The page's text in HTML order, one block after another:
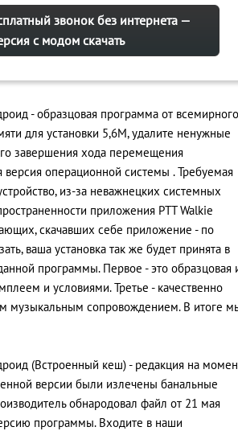
звонок без интернета —
с модом скачать
- образцовая программа от всемирного
для установки 5,6M, удалите ненужные
завершения хода перемещения
операционной системы . Требуемая
из-за неважнецких системных
приложения PTT Walkie
скачавших себе приложение - по
ваша установка так же будет принята в
программы. Первое - это образцовая
и условиями. Третье - качественно
музыкальным сопровождением. В итоге
(Встроенный кеш) - редакция на
версии были излечены банальные
обнародовал файл от 21 мая
программы. Входите в наши